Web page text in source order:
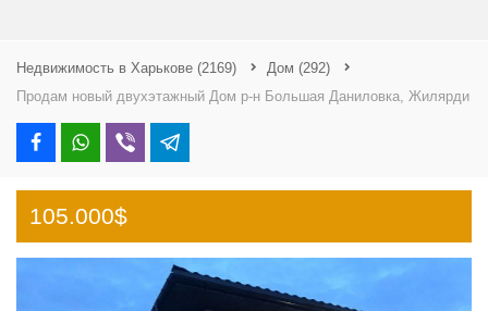
Недвижимость в Харькове (2169) Дом (292)
Продам новый двухэтажный Дом р-н Большая Даниловка, Жилярди
105.000$